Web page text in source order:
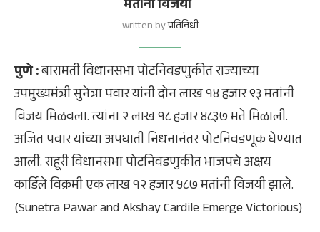
मतांनी विजयी
written byप्रतिनिधी
पुणे :बारामती विधानसभा पोटनिवडणुकीत राज्याच्या
उपमुख्यमंत्री सुनेत्रा पवार यांनी दोन लाख १४ हजार ९३ मतांनी
विजय मिळवला. त्यांना २ लाख १८ हजार ४८३७ मते मिळाली.
अजित पवार यांच्या अपघाती निधनानंतर पोटनिवडणूक घेण्यात
आली. राहूरी विधानसभा पोटनिवडणुकीत भाजपचे अक्षय
कार्डिले विक्रमी एक लाख १२ हजार ५८७ मतांनी विजयी झाले.
(Sunetra Pawar and Akshay Cardile Emerge Victorious)